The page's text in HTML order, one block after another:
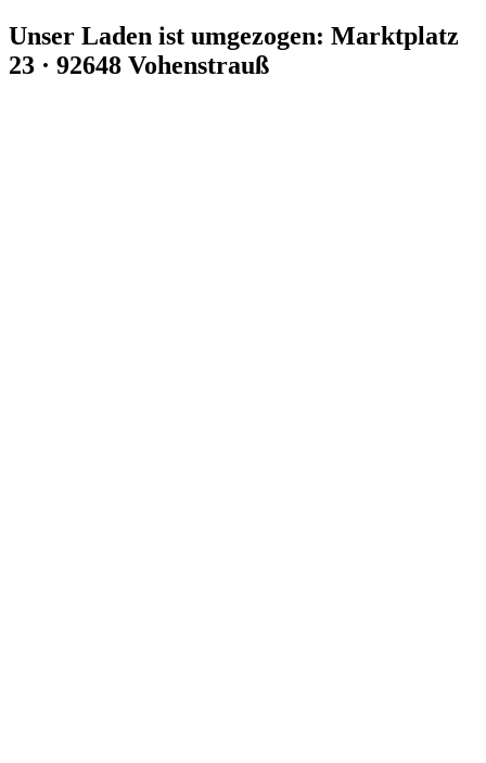
Zum
Inhalt
springen
Unser Laden ist umgezogen: Marktplatz
23 · 92648 Vohenstrauß